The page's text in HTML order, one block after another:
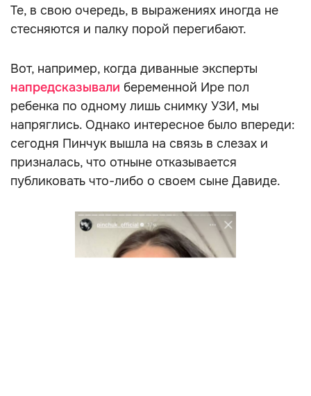
Те, в свою очередь, в выражениях иногда не
стесняются и палку порой перегибают.
Вот, например, когда диванные эксперты
напредсказывали беременной Ире пол
ребенка по одному лишь снимку УЗИ, мы
напряглись. Однако интересное было впереди:
сегодня Пинчук вышла на связь в слезах и
призналась, что отныне отказывается
публиковать что-либо о своем сыне Давиде.